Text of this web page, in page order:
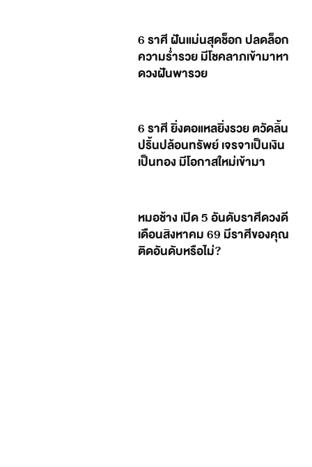
6 ราศี ฝันแม่นสุดช็อก ปลดล็อก
ความร่ำรวย มีโชคลาภเข้ามาหา
ดวงฝันพารวย
6 ราศี ยิ่งตอแหลยิ่งรวย ตวัดลิ้น
ปริ้นปล้อนทรัพย์ เจรจาเป็นเงิน
เป็นทอง มีโอกาสใหม่เข้ามา
หมอช้าง เปิด 5 อันดับราศีดวงดี
เดือนสิงหาคม 69 มีราศีของคุณ
ติดอันดับหรือไม่?